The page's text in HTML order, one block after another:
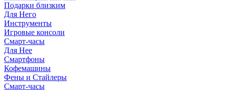
Подарки близким
Для Него
Инструменты
Игровые консоли
Смарт-часы
Для Нее
Смартфоны
Кофемашины
Фены и Стайлеры
Смарт-часы